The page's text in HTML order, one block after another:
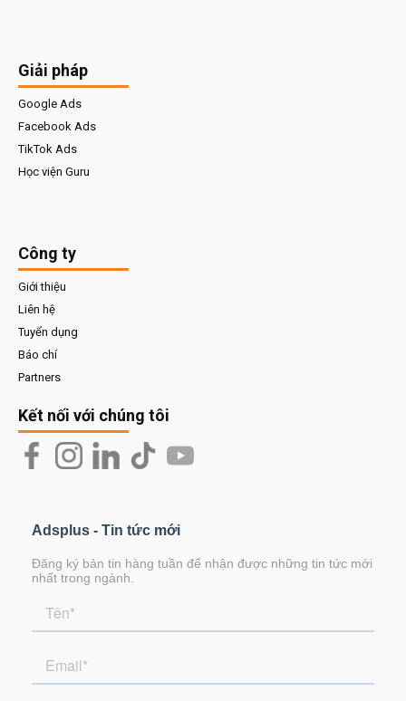
Giải pháp
Google Ads
Facebook Ads
TikTok Ads
Học viện Guru
Công ty
Giới thiệu
Liên hệ
Tuyển dụng
Báo chí
Partners
Kết nối với chúng tôi